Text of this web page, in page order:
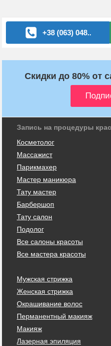
+38 (063) 048..
Скидки до 80% от
Запись на процедуры
Косметолог
Массажист
Парикмахер
Мастер маникюра
Тату мастер
Барбершоп
Тату салон
Подолог
Все салоны красоты
Все мастера красоты
Мужская стрижка
Женская стрижка
Окрашивание волос
Перманентный макияж
Макияж
Лазерная эпиляция